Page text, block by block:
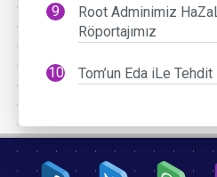
Root Adminimiz
Röportajımız
Tom’un Eda iLe